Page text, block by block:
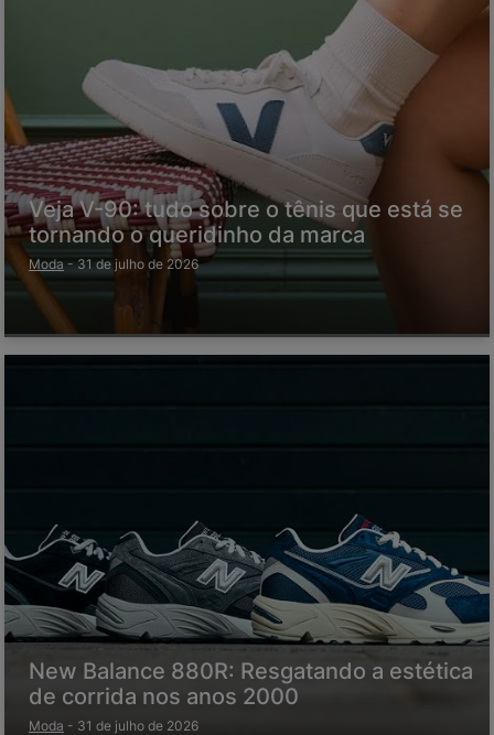
Veja V-90: tudo sobre o tênis que está se
tornando o queridinho da marca
Moda - 31 de julho de 2026
New Balance 880R: Resgatando a estética
de corrida nos anos 2000
Moda - 31 de julho de 2026